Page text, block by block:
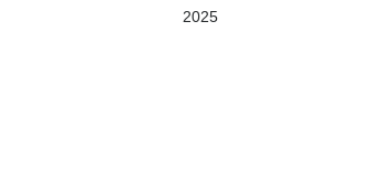
2025